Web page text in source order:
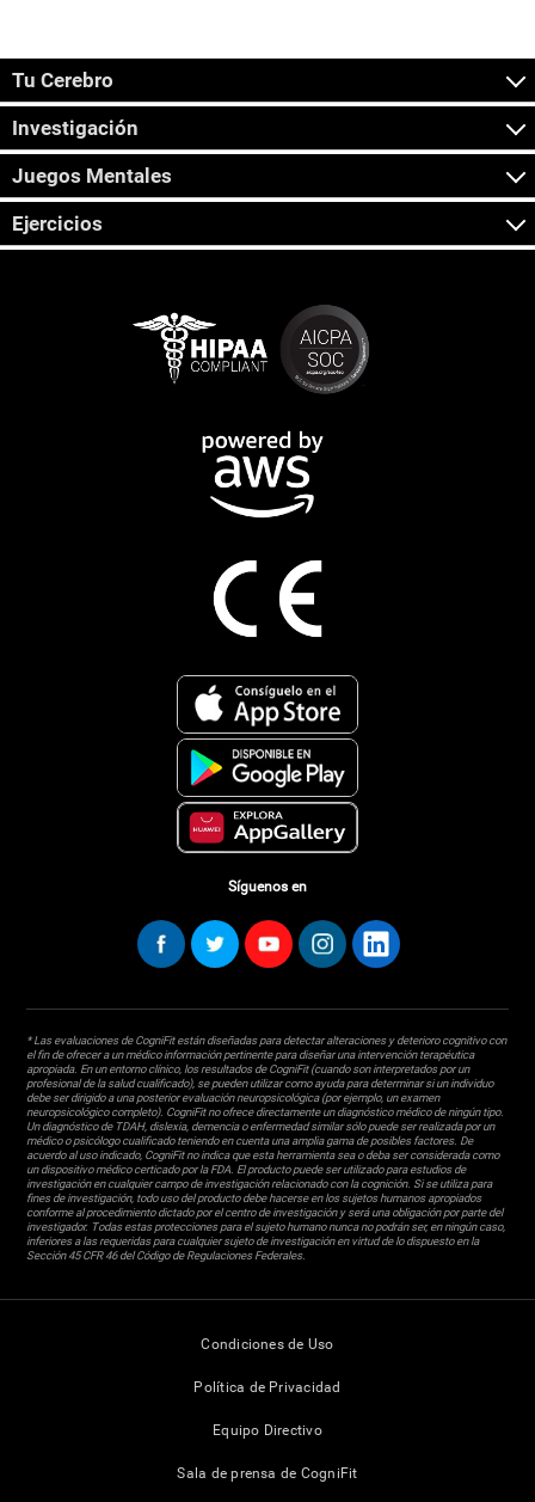
Tu Cerebro
Investigación
Juegos Mentales
Ejercicios
Síguenos en
* Las evaluaciones de CogniFit están diseñadas para detectar alteraciones y deterioro cognitivo con
el fin de ofrecer a un médico información pertinente para diseñar una intervención terapéutica
apropiada. En un entorno clínico, los resultados de CogniFit (cuando son interpretados por un
profesional de la salud cualificado), se pueden utilizar como ayuda para determinar si un individuo
debe ser dirigido a una posterior evaluación neuropsicológica (por ejemplo, un examen
neuropsicológico completo). CogniFit no ofrece directamente un diagnóstico médico de ningún tipo.
Un diagnóstico de TDAH, dislexia, demencia o enfermedad similar sólo puede ser realizada por un
médico o psicólogo cualificado teniendo en cuenta una amplia gama de posibles factores. De
acuerdo al uso indicado, CogniFit no indica que esta herramienta sea o deba ser considerada como
un dispositivo médico certicado por la FDA. El producto puede ser utilizado para estudios de
investigación en cualquier campo de investigación relacionado con la cognición. Si se utiliza para
fines de investigación, todo uso del producto debe hacerse en los sujetos humanos apropiados
conforme al procedimiento dictado por el centro de investigación y será una obligación por parte del
investigador. Todas estas protecciones para el sujeto humano nunca no podrán ser, en ningún caso,
inferiores a las requeridas para cualquier sujeto de investigación en virtud de lo dispuesto en la
Sección 45 CFR 46 del Código de Regulaciones Federales.
Condiciones de Uso
Política de Privacidad
Equipo Directivo
Sala de prensa de CogniFit